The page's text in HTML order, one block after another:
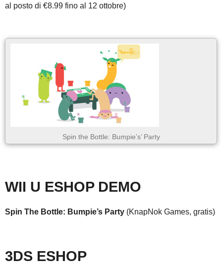
al posto di €8.99 fino al 12 ottobre)
Spin the Bottle: Bumpie’s’ Party
WII U ESHOP DEMO
Spin The Bottle: Bumpie’s Party (KnapNok Games, gratis)
3DS ESHOP